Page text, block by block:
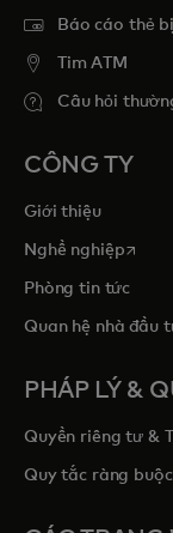
Báo cáo thẻ
Tim ATM
Câu hỏi
CÔNG TY
Giới thiệu
Nghề nghiệp
Phòng tin tức
Quan hệ nhà đầu
PHÁP LÝ &
Quyền riêng tư &
Quy tắc ràng